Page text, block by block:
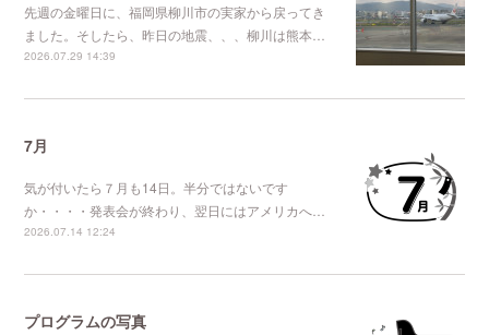
先週の金曜日に、福岡県柳川市の実家から戻ってき
ました。そしたら、昨日の地震、、、柳川は熊本…
2026.07.29 14:39
7月
気が付いたら７月も14日。半分ではないです
か・・・・発表会が終わり、翌日にはアメリカへ…
2026.07.14 12:24
プログラムの写真